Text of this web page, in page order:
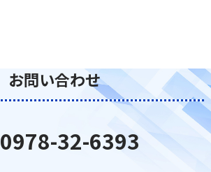
お問い合わせ
0978-32-6393